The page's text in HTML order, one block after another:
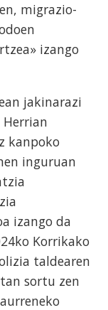
migrazio-
izango
jakinarazi
kanpoko
inguruan
izango da
Korrikako
taldearen
sortu zen